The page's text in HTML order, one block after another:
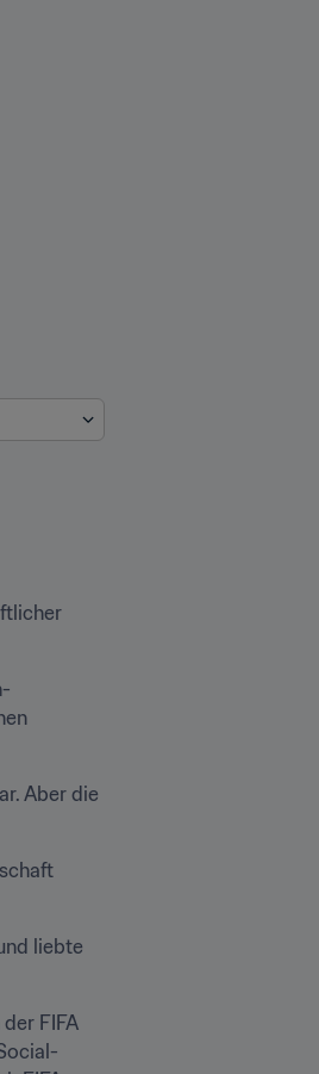
Aber die
liebte
FIFA